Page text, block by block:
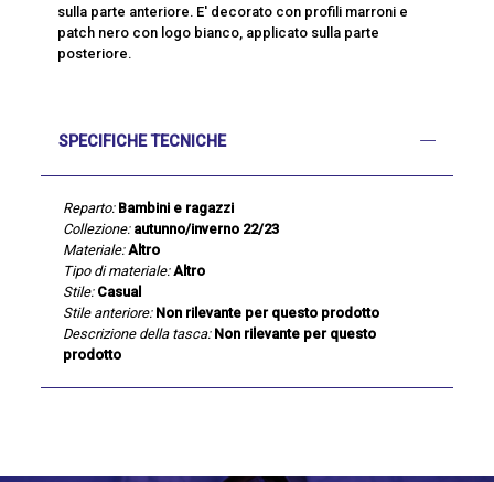
sulla parte anteriore. E' decorato con profili marroni e
patch nero con logo bianco, applicato sulla parte
posteriore.
SPECIFICHE TECNICHE
Reparto: Bambini e ragazzi
Collezione: autunno/inverno 22/23
Materiale: Altro
Tipo di materiale: Altro
Stile: Casual
Stile anteriore: Non rilevante per questo prodotto
Descrizione della tasca: Non rilevante per questo
prodotto